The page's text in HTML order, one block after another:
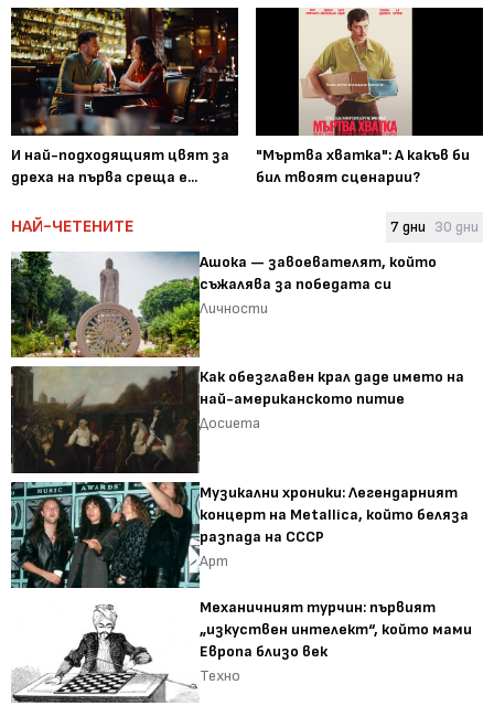
И най-подходящият цвят за
дреха на първа среща е...
"Мъртва хватка": А какъв би
бил твоят сценарии?
НАЙ-ЧЕТЕНИТЕ 7 дни 30 дни
Ашока — завоевателят, който
съжалява за победата си
Личности
Как обезглавен крал даде името на
най-американското питие
Досиета
Музикални хроники: Легендарният
концерт на Metallica, който беляза
разпада на СССР
Арт
Механичният турчин: първият
„изкуствен интелект“, който мами
Европа близо век
Техно